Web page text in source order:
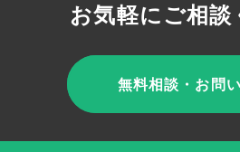
お気軽にご相
無料相談・お問